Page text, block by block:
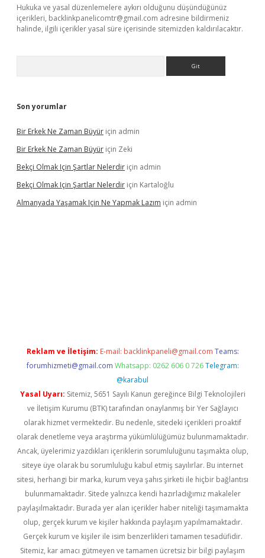
Hukuka ve yasal düzenlemelere aykırı olduğunu düşündüğünüz
içerikleri, backlinkpanelicomtr@gmail.com adresine bildirmeniz
halinde, ilgili içerikler yasal süre içerisinde sitemizden kaldırılacaktır.
Son yorumlar
Bir Erkek Ne Zaman Büyür için admin
Bir Erkek Ne Zaman Büyür için Zeki
Bekçi Olmak Için Şartlar Nelerdir için admin
Bekçi Olmak Için Şartlar Nelerdir için Kartaloğlu
Almanyada Yaşamak Için Ne Yapmak Lazım için admin
Reklam ve İletişim: E-mail: backlinkpaneli@gmail.com Teams:
forumhizmeti@gmail.com Whatsapp: 0262 606 0 726 Telegram:
@karabul
Yasal Uyarı: Sitemiz, 5651 Sayılı Kanun gereğince Bilgi Teknolojileri
ve İletişim Kurumu (BTK) tarafından onaylanmış bir Yer Sağlayıcı
olarak hizmet vermektedir. Bu nedenle, sitedeki içerikleri proaktif
olarak denetleme veya araştırma yükümlülüğümüz bulunmamaktadır.
Ancak, üyelerimiz yazdıkları içeriklerin sorumluluğunu taşımakta olup,
siteye üye olarak bu sorumluluğu kabul etmiş sayılırlar. Bu internet
sitesi, herhangi bir marka, kurum veya şahıs şirketi ile hiçbir bağlantısı
bulunmamaktadır. Sitede yalnızca kendi hazırladığımız makaleler
paylaşılmaktadır. Burada yer alan içerikler haber niteliği taşımamakta
olup, gerçek kurum ve kişiler hakkında paylaşım yapılmamaktadır.
Gerçek kurum ve kişiler ile isim benzerlikleri tamamen tesadüfidir.
Sitemiz, kar amacı gütmeyen ve tamamen ücretsiz bir bilgi paylaşım